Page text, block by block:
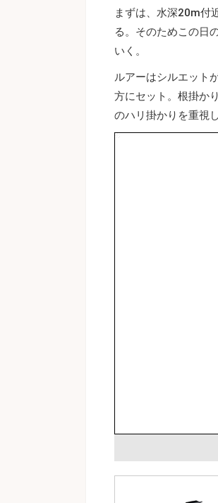
まずは、水深20m付
る。そのためこの日
いく。
ルアーはシルエット
方にセット。根掛か
のハリ掛かりを重視